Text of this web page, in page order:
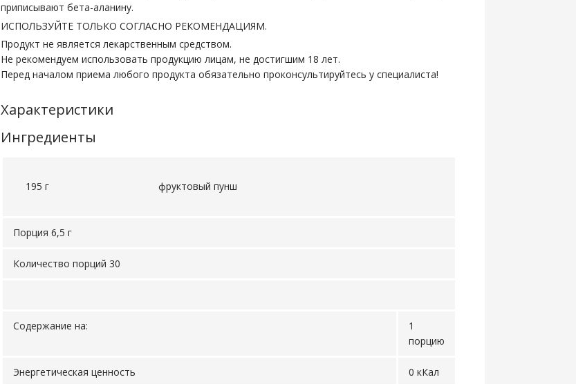
приписывают бета-аланину.
ИСПОЛЬЗУЙТЕ ТОЛЬКО СОГЛАСНО РЕКОМЕНДАЦИЯМ.
Продукт не является лекарственным средством.
Не рекомендуем использовать продукцию лицам, не достигшим 18 лет.
Перед началом приема любого продукта обязательно проконсультируйтесь у специалиста!
Характеристики
Ингредиенты
195 г фруктовый пунш
Порция 6,5 г
Количество порций 30
Содержание на:
1
порцию
Энергетическая ценность 0 кКал